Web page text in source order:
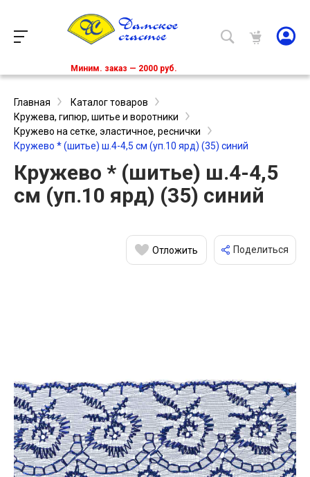
Миним. заказ — 2000 руб.
Главная
Каталог товаров
Кружева, гипюр, шитье и воротники
Кружево на сетке, эластичное, реснички
Кружево * (шитье) ш.4-4,5 см (уп.10 ярд) (35) синий
Кружево * (шитье) ш.4-4,5
см (уп.10 ярд) (35) синий
Отложить Поделиться